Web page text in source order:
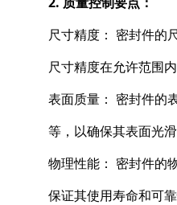
尺寸精度： 密封件的
尺寸精度在允许范围内
表面质量： 密封件的
等，以确保其表面光滑
物理性能： 密封件的
保证其使用寿命和可靠